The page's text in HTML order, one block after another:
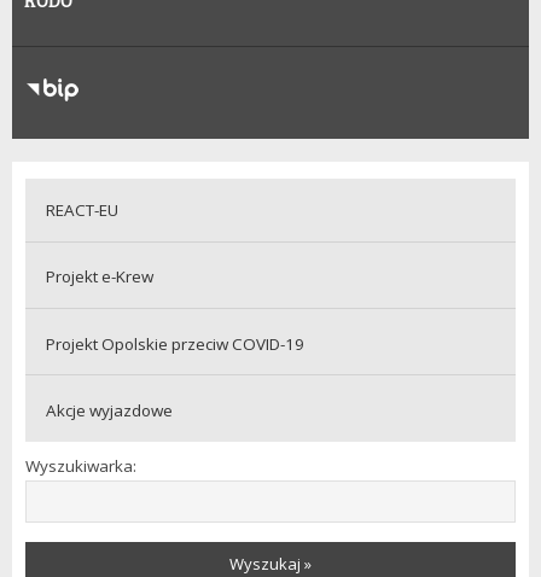
RODO
REACT-EU
Projekt e-Krew
Projekt Opolskie przeciw COVID-19
Akcje wyjazdowe
Wyszukiwarka:
Wyszukaj »